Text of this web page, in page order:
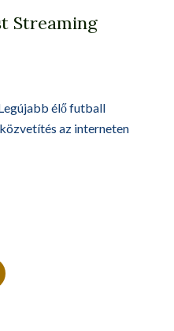
Streaming
élő futball
az interneten